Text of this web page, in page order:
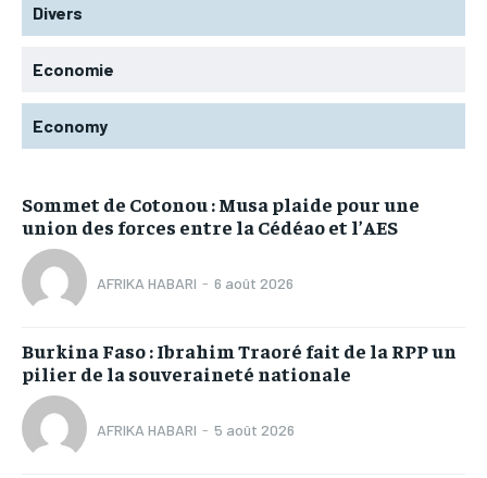
Divers
Economie
Economy
Sommet de Cotonou : Musa plaide pour une
union des forces entre la Cédéao et l’AES
AFRIKA HABARI - 6 août 2026
Burkina Faso : Ibrahim Traoré fait de la RPP un
pilier de la souveraineté nationale
AFRIKA HABARI - 5 août 2026